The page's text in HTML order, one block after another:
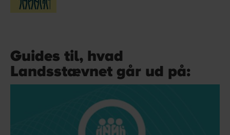
Guides til, hvad
Landsstævnet går ud på: